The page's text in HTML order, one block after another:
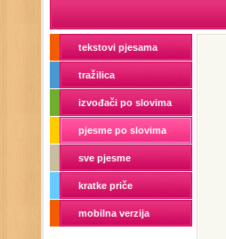
tekstovi pjesama
tražilica
izvođači po slovima
pjesme po slovima
sve pjesme
kratke priče
mobilna verzija